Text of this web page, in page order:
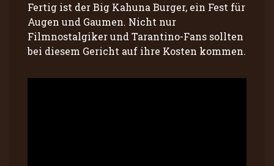
Fertig ist der Big Kahuna Burger, ein Fest für
Augen und Gaumen. Nicht nur
Filmnostalgiker und Tarantino-Fans sollten
bei diesem Gericht auf ihre Kosten kommen.